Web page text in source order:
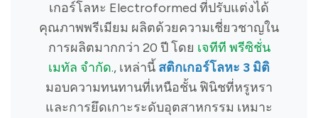
เกอร์โลหะ Electroformed ที่ปรับแต่งได้
คุณภาพพรีเมียม ผลิตด้วยความเชี่ยวชาญใน
การผลิตมากกว่า 20 ปี โดย เจทีที พรีซิชั่น
เมทัล จำกัด., เหล่านี้ สติกเกอร์โลหะ 3 มิติ
มอบความทนทานที่เหนือชั้น ฟินิชที่หรูหรา
และการยึดเกาะระดับอุตสาหกรรม เหมาะ